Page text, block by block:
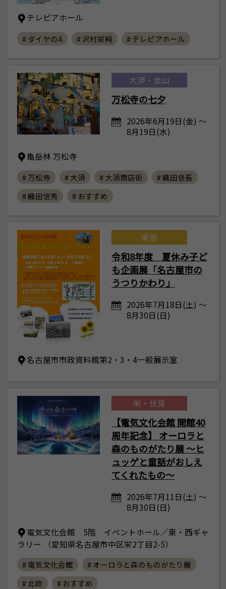
テレピアホール
# ダイヤのA # 沢村栄純 # テレピアホール
大須・金山
万松寺の七夕
2026年6月19日(金) ～
8月19日(水)
亀岳林 万松寺
# 万松寺 # 大須 # 大須商店街
# 織田信長
# 織田信秀
# おすすめ
東部
令和8年度 夏休み子ど
も企画展「名古屋市の
うつりかわり」
2026年7月18日(土) ～
8月30日(日)
名古屋市市政資料館第2・3・4一般展示室
栄・伏見
【電気文化会館 開館40
周年記念】 オーロラと
森のものがたり展 ～ヒ
ュッゲと童話がおしえ
てくれたもの～
2026年7月11日(土) ～
8月30日(日)
電気文化会館 5階 イベントホール／東・西ギャ
ラリー （愛知県名古屋市中区栄2丁目2-5）
# 電気文化会館
# オーロラと森のものがたり展
# 北欧
# おすすめ